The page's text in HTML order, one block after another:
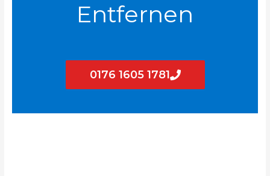
Entfernen
0176 1605 1781